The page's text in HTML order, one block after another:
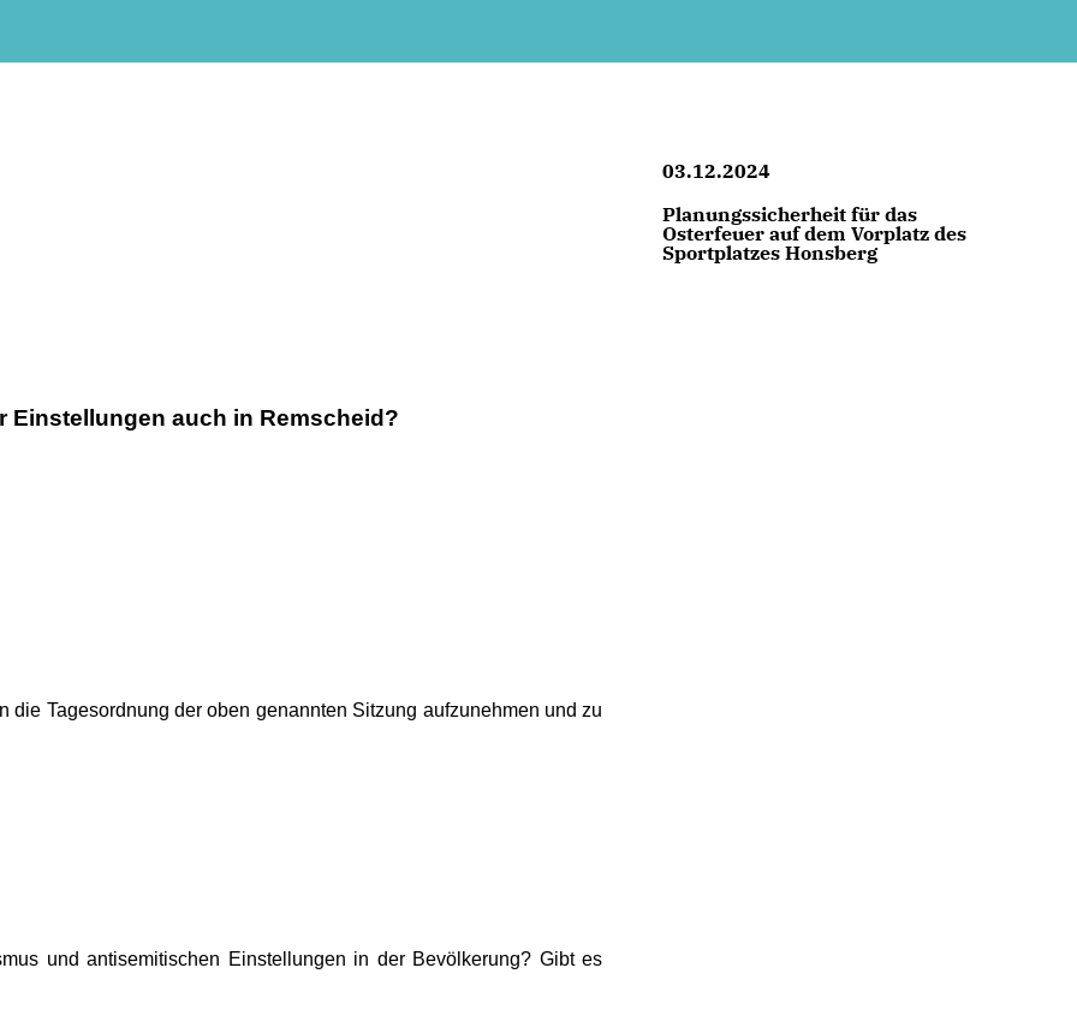
Einstellungen auch in Remscheid?
Tagesordnung der oben genannten Sitzung aufzunehmen und zu
und antisemitischen Einstellungen in der Bevölkerung? Gibt es
03.12.2024
Planungssicherheit für das
Osterfeuer auf dem Vorplatz des
Sportplatzes Honsberg